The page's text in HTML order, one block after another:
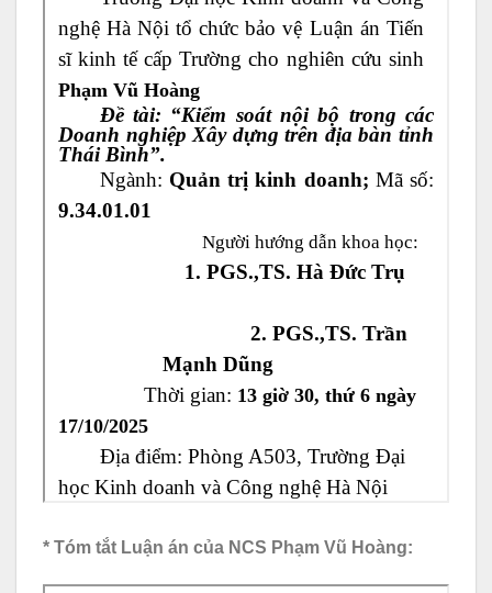
* Tóm tắt Luận án của NCS Phạm Vũ Hoàng: